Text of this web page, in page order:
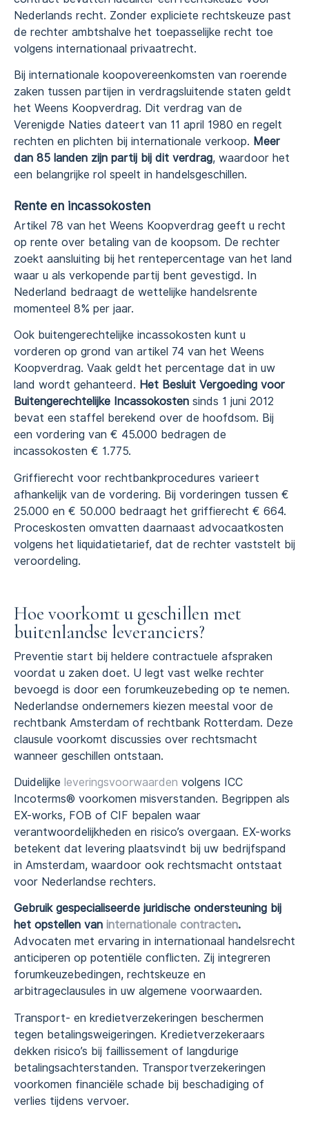
Nederlands recht. Zonder expliciete rechtskeuze past
de rechter ambtshalve het toepasselijke recht toe
volgens internationaal privaatrecht.
Bij internationale koopovereenkomsten van roerende
zaken tussen partijen in verdragsluitende staten geldt
het Weens Koopverdrag. Dit verdrag van de
Verenigde Naties dateert van 11 april 1980 en regelt
rechten en plichten bij internationale verkoop. Meer
dan 85 landen zijn partij bij dit verdrag, waardoor het
een belangrijke rol speelt in handelsgeschillen.
Rente en incassokosten
Artikel 78 van het Weens Koopverdrag geeft u recht
op rente over betaling van de koopsom. De rechter
zoekt aansluiting bij het rentepercentage van het land
waar u als verkopende partij bent gevestigd. In
Nederland bedraagt de wettelijke handelsrente
momenteel 8% per jaar.
Ook buitengerechtelijke incassokosten kunt u
vorderen op grond van artikel 74 van het Weens
Koopverdrag. Vaak geldt het percentage dat in uw
land wordt gehanteerd. Het Besluit Vergoeding voor
Buitengerechtelijke Incassokosten sinds 1 juni 2012
bevat een staffel berekend over de hoofdsom. Bij
een vordering van € 45.000 bedragen de
incassokosten € 1.775.
Griffierecht voor rechtbankprocedures varieert
afhankelijk van de vordering. Bij vorderingen tussen €
25.000 en € 50.000 bedraagt het griffierecht € 664.
Proceskosten omvatten daarnaast advocaatkosten
volgens het liquidatietarief, dat de rechter vaststelt bij
veroordeling.
Hoe voorkomt u geschillen met
buitenlandse leveranciers?
Preventie start bij heldere contractuele afspraken
voordat u zaken doet. U legt vast welke rechter
bevoegd is door een forumkeuzebeding op te nemen.
Nederlandse ondernemers kiezen meestal voor de
rechtbank Amsterdam of rechtbank Rotterdam. Deze
clausule voorkomt discussies over rechtsmacht
wanneer geschillen ontstaan.
Duidelijke leveringsvoorwaarden volgens ICC
Incoterms® voorkomen misverstanden. Begrippen als
EX-works, FOB of CIF bepalen waar
verantwoordelijkheden en risico’s overgaan. EX-works
betekent dat levering plaatsvindt bij uw bedrijfspand
in Amsterdam, waardoor ook rechtsmacht ontstaat
voor Nederlandse rechters.
Gebruik gespecialiseerde juridische ondersteuning bij
het opstellen van internationale contracten.
Advocaten met ervaring in internationaal handelsrecht
anticiperen op potentiële conflicten. Zij integreren
forumkeuzebedingen, rechtskeuze en
arbitrageclausules in uw algemene voorwaarden.
Transport- en kredietverzekeringen beschermen
tegen betalingsweigeringen. Kredietverzekeraars
dekken risico’s bij faillissement of langdurige
betalingsachterstanden. Transportverzekeringen
voorkomen financiële schade bij beschadiging of
verlies tijdens vervoer.